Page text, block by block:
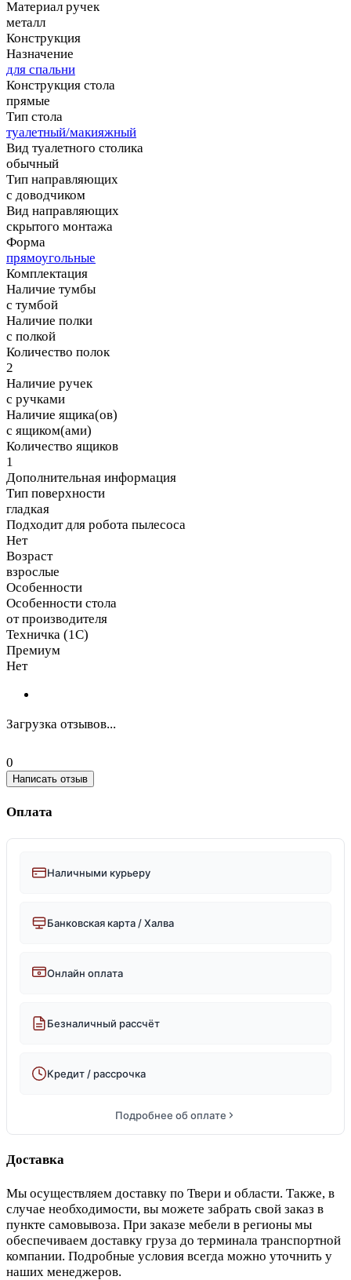
Материал ручек
металл
Конструкция
Назначение
для спальни
Конструкция стола
прямые
Тип стола
туалетный/макияжный
Вид туалетного столика
обычный
Тип направляющих
с доводчиком
Вид направляющих
скрытого монтажа
Форма
прямоугольные
Комплектация
Наличие тумбы
с тумбой
Наличие полки
с полкой
Количество полок
2
Наличие ручек
с ручками
Наличие ящика(ов)
с ящиком(ами)
Количество ящиков
1
Дополнительная информация
Тип поверхности
гладкая
Подходит для робота пылесоса
Нет
Возраст
взрослые
Особенности
Особенности стола
от производителя
Техничка (1С)
Премиум
Нет
Загрузка отзывов...
0
Написать отзыв
Оплата
Наличными курьеру
Банковская карта / Халва
Онлайн оплата
Безналичный рассчёт
Кредит / рассрочка
Подробнее об оплате
Доставка
Мы осуществляем доставку по Твери и области. Также, в
случае необходимости, вы можете забрать свой заказ в
пункте самовывоза. При заказе мебели в регионы мы
обеспечиваем доставку груза до терминала транспортной
компании. Подробные условия всегда можно уточнить у
наших менеджеров.